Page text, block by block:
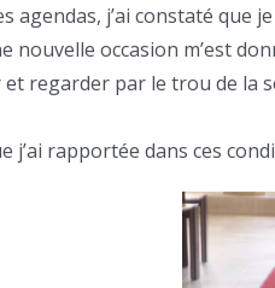
agendas, j’ai constaté que
nouvelle occasion m’est
regarder par le trou de la
j’ai rapportée dans ces